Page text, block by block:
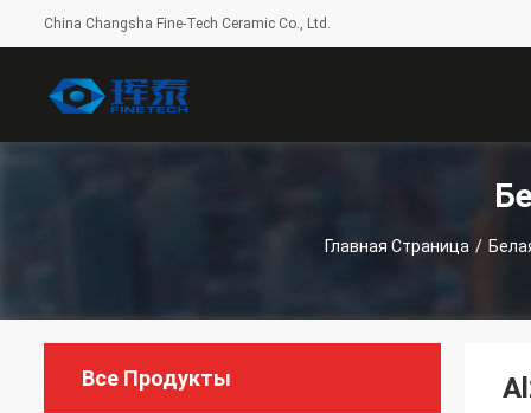
China Changsha Fine-Tech Ceramic Co., Ltd.
Главная Страница /
Все Продукты